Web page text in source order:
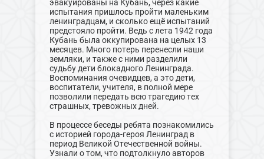
эвакуированы на Кубань, через какие
испытания пришлось пройти маленьким
ленинградцам, и сколько ещё испытаний
предстояло пройти. Ведь с лета 1942 года
Кубань была оккупирована на целых 13
месяцев. Много потерь перенесли наши
земляки, и также с ними разделили
судьбу дети блокадного Ленинграда.
Воспоминания очевидцев, а это дети,
воспитатели, учителя, в полной мере
позволили передать всю трагедию тех
страшных, тревожных дней.
В процессе беседы ребята познакомились
с историей города-героя Ленинград в
период Великой Отечественной войны.
Узнали о том, что подтолкнуло авторов